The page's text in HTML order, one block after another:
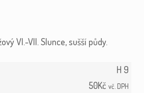
VI.-VII. Slunce, sušší půdy.
H 9
50Kč vč. DPH